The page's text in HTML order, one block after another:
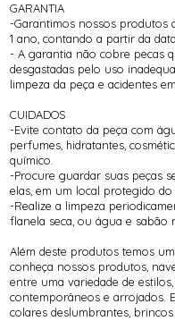
GARANTIA
-Garantimos nossos produtos
1 ano, contando a partir da
- A garantia não cobre pecas
desgastadas pelo uso
limpeza da peça e acidentes
CUIDADOS
-Evite contato da peça com
perfumes, hidratantes,
químico.
-Procure guardar suas peças
elas, em um local protegido
-Realize a limpeza
flanela seca, ou água e sabão
Além deste produtos temos
conheça nossos produtos,
entre uma variedade de
contemporâneos e arrojados.
colares deslumbrantes,